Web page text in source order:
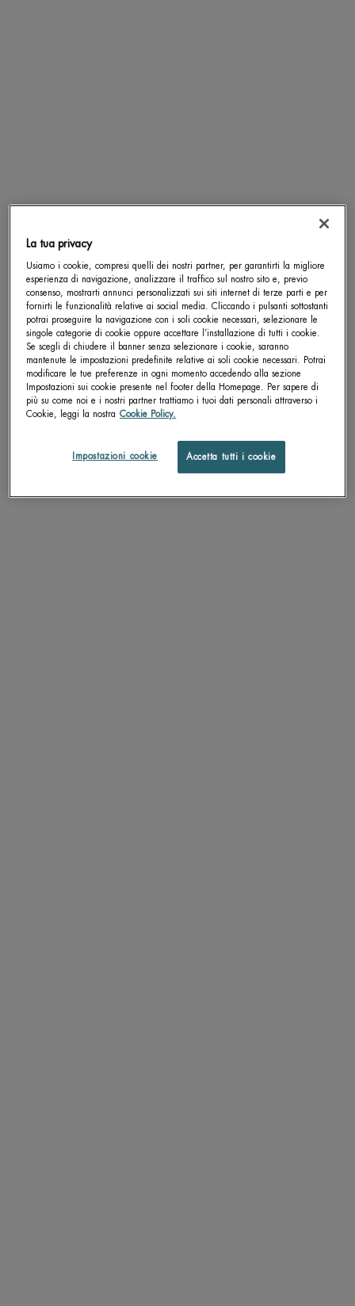
[ 100H DI IDRATAZIONE*,
RIEMPIE LE LINEE SOTTILI
IN 1 ORA** ]
*Test strumentale ** Valutazione clinica su 40 soggetti
Non è un siero. Non è un tonico. Non è una
crema. È il trattamento viso per un boost di
idratazione post-allenamento. Proprio come il
primo sorso d'acqua rinfrescante dopo una lunga
100H, applicato sulla pelle, offre fino a 100 ore di
idratazione a lunga durata¹, contribuendo a
levigare visibilmente le linee sottili in appena 1
La tua privacy
Usiamo i cookie, compresi quelli dei nostri partner, per garantirti la migliore
esperienza di navigazione, analizzare il traffico sul nostro sito e, previo
consenso, mostrarti annunci personalizzati sui siti internet di terze parti e per
fornirti le funzionalità relative ai social media. Cliccando i pulsanti sottostanti
potrai proseguire la navigazione con i soli cookie necessari, selezionare le
singole categorie di cookie oppure accettare l’installazione di tutti i cookie.
Se scegli di chiudere il banner senza selezionare i cookie, saranno
mantenute le impostazioni predefinite relative ai soli cookie necessari. Potrai
modificare le tue preferenze in ogni momento accedendo alla sezione
Impostazioni sui cookie presente nel footer della Homepage. Per sapere di
più su come noi e i nostri partner trattiamo i tuoi dati personali attraverso i
Cookie, leggi la nostra Cookie Policy.
Impostazioni cookie Accetta tutti i cookie